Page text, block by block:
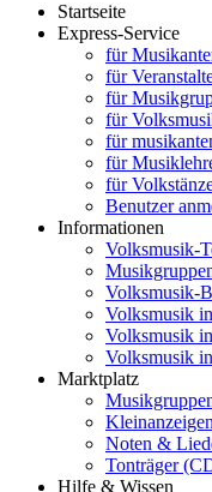
Startseite
Express-Service
für
für
für
für
für
für
für
Benutzer
Informationen
Volksmusik-
Volksmusik-
Volksmusik
Volksmusik
Volksmusik
Marktplatz
Kleinanzeigen
Noten &
Tonträger
Hilfe & Wissen